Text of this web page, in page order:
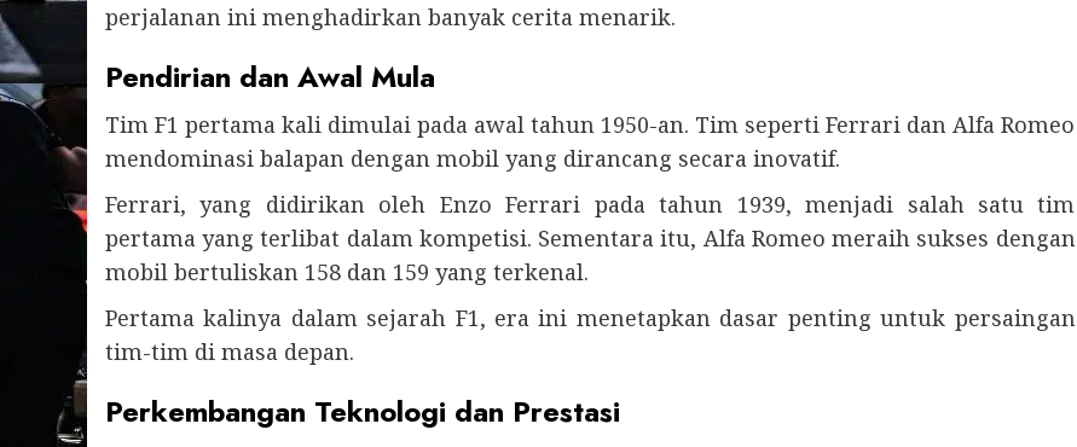
perjalanan ini menghadirkan banyak cerita menarik.
Pendirian dan Awal Mula
Tim F1 pertama kali dimulai pada awal tahun 1950-an. Tim seperti Ferrari dan Alfa Romeo
mendominasi balapan dengan mobil yang dirancang secara inovatif.
Ferrari, yang didirikan oleh Enzo Ferrari pada tahun 1939, menjadi salah satu tim
pertama yang terlibat dalam kompetisi. Sementara itu, Alfa Romeo meraih sukses dengan
mobil bertuliskan 158 dan 159 yang terkenal.
Pertama kalinya dalam sejarah F1, era ini menetapkan dasar penting untuk persaingan
tim-tim di masa depan.
Perkembangan Teknologi dan Prestasi